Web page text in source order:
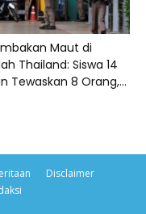
Maut di
Thailand: Siswa 14
Tewaskan 8 Orang,...
Disclaimer